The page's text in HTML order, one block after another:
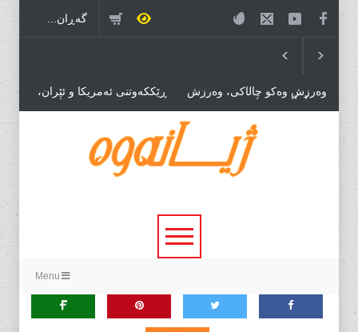
ڕێککەوتنی ئەمریکا و ئێران،
درێژەی بەڕێوەبردنی هاوبەشی
قەیرانەکان!
وەرزش وەکو چاڵاکی، وەرزش
بۆ مڵمڵانێی سیاسی وەرزش بۆ
بازرگانی.
پێویستی بۆ دۆخێکی نوێ!
Menu